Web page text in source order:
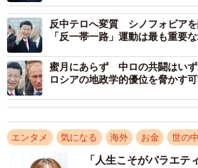
たしてきたからである。この緩衝材
は、極めて憂慮すべき事態である。
日系イベントが政治的カードに
中国政府が国内の日系イベントに対
図だけでなく、国内のナショナリズ
いう側面も無視できない。台湾問題
反中テロへ変質 シノフォビア
「反一帯一路」運動は最も重要
蜜月にあらず 中ロの共闘はい
ロシアの地政学的優位を脅かす
エンタメ 気になる 海外 お金 世の
「人生こそがバラエテ